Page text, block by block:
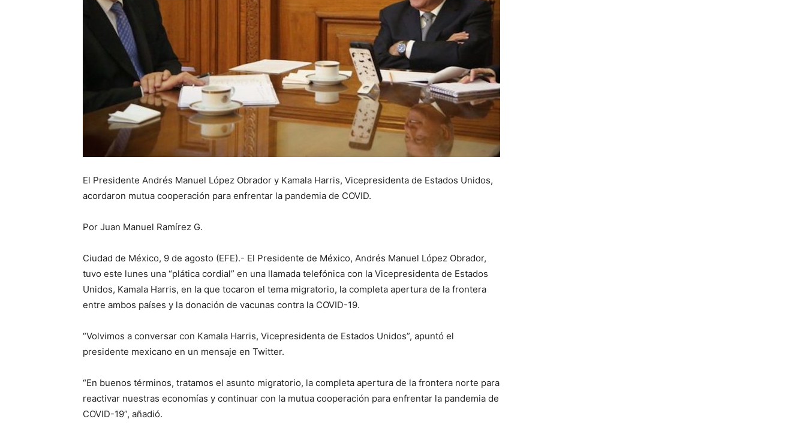
El Presidente Andrés Manuel López Obrador y Kamala Harris, Vicepresidenta de Estados Unidos,
acordaron mutua cooperación para enfrentar la pandemia de COVID.
Por Juan Manuel Ramírez G.
Ciudad de México, 9 de agosto (EFE).- El Presidente de México, Andrés Manuel López Obrador,
tuvo este lunes una “plática cordial” en una llamada telefónica con la Vicepresidenta de Estados
Unidos, Kamala Harris, en la que tocaron el tema migratorio, la completa apertura de la frontera
entre ambos países y la donación de vacunas contra la COVID-19.
“Volvimos a conversar con Kamala Harris, Vicepresidenta de Estados Unidos”, apuntó el
presidente mexicano en un mensaje en Twitter.
“En buenos términos, tratamos el asunto migratorio, la completa apertura de la frontera norte para
reactivar nuestras economías y continuar con la mutua cooperación para enfrentar la pandemia de
COVID-19”, añadió.